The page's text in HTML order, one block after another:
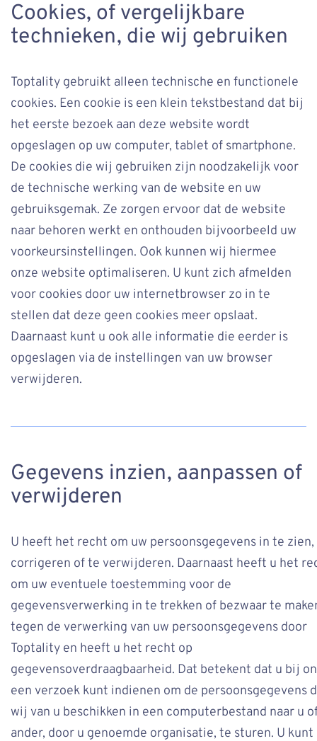
Cookies, of vergelijkbare
technieken, die wij gebruiken
Toptality gebruikt alleen technische en functionele
cookies. Een cookie is een klein tekstbestand dat bij
het eerste bezoek aan deze website wordt
opgeslagen op uw computer, tablet of smartphone.
De cookies die wij gebruiken zijn noodzakelijk voor
de technische werking van de website en uw
gebruiksgemak. Ze zorgen ervoor dat de website
naar behoren werkt en onthouden bijvoorbeeld uw
voorkeursinstellingen. Ook kunnen wij hiermee
onze website optimaliseren. U kunt zich afmelden
voor cookies door uw internetbrowser zo in te
stellen dat deze geen cookies meer opslaat.
Daarnaast kunt u ook alle informatie die eerder is
opgeslagen via de instellingen van uw browser
verwijderen.
Gegevens inzien, aanpassen of
verwijderen
U heeft het recht om uw persoonsgegevens in te
corrigeren of te verwijderen. Daarnaast heeft u het
om uw eventuele toestemming voor de
gegevensverwerking in te trekken of bezwaar te
tegen de verwerking van uw persoonsgegevens door
Toptality en heeft u het recht op
gegevensoverdraagbaarheid. Dat betekent dat u bij
een verzoek kunt indienen om de persoonsgegevens
wij van u beschikken in een computerbestand naar u
ander, door u genoemde organisatie, te sturen. U kunt